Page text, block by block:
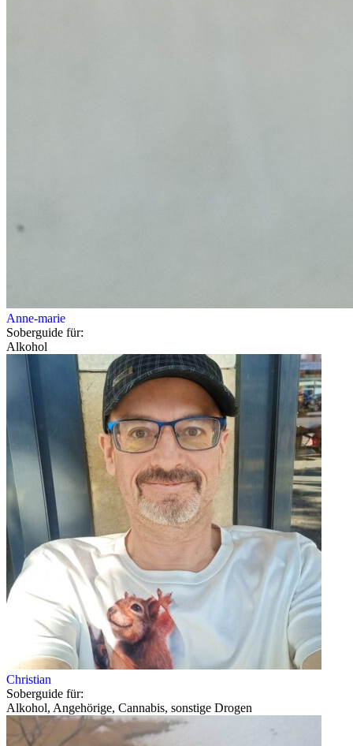
Anne-marie
Soberguide für:
Alkohol
Christian
Soberguide für:
Alkohol, Angehörige, Cannabis, sonstige Drogen